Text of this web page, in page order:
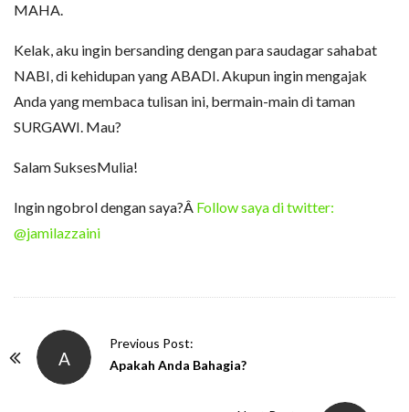
MAHA.
Kelak, aku ingin bersanding dengan para saudagar sahabat
NABI, di kehidupan yang ABADI. Akupun ingin mengajak
Anda yang membaca tulisan ini, bermain-main di taman
SURGAWI. Mau?
Salam SuksesMulia!
Ingin ngobrol dengan saya?Â Follow saya di twitter:
@jamilazzaini
A
Previous Post:
Apakah Anda Bahagia?